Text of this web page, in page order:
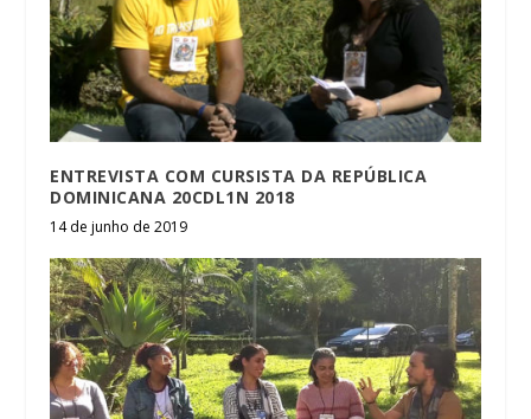
ENTREVISTA COM CURSISTA DA REPÚBLICA
DOMINICANA 20CDL1N 2018
14 de junho de 2019